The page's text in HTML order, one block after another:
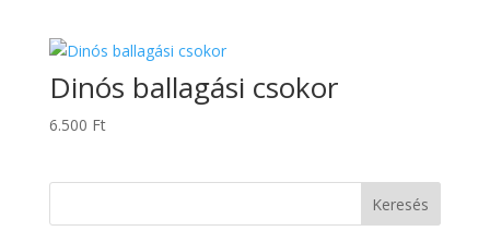
Dinós ballagási csokor
6.500 Ft
Keresés